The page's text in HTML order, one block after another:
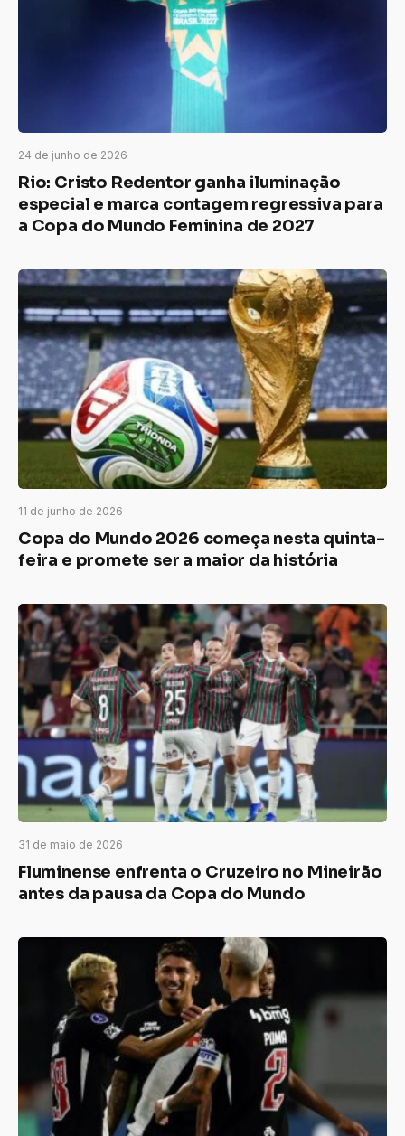
24 de junho de 2026
Rio: Cristo Redentor ganha iluminação
especial e marca contagem regressiva para
a Copa do Mundo Feminina de 2027
11 de junho de 2026
Copa do Mundo 2026 começa nesta quinta-
feira e promete ser a maior da história
31 de maio de 2026
Fluminense enfrenta o Cruzeiro no Mineirão
antes da pausa da Copa do Mundo